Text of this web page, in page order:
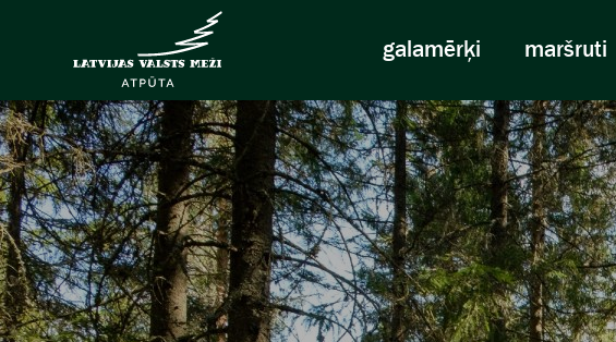
galamērķi maršruti